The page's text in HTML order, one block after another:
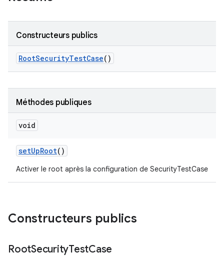
Constructeurs publics
RootSecurityTestCase()
Méthodes publiques
void
setUpRoot()
Activer le root après la configuration de SecurityTestCase
Constructeurs publics
RootSecurityTestCase